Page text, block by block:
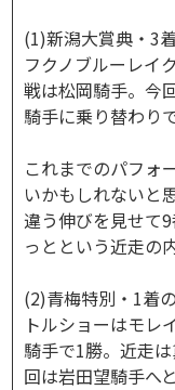
(1)新潟大賞典・3
フクノブルーレイ
戦は松岡騎手。今
騎手に乗り替わり
これまでのパフォ
いかもしれないと
違う伸びを見せて
っとという近走の
(2)青梅特別・1着
トルショーはモレ
騎手で1勝。近走
回は岩田望騎手へ